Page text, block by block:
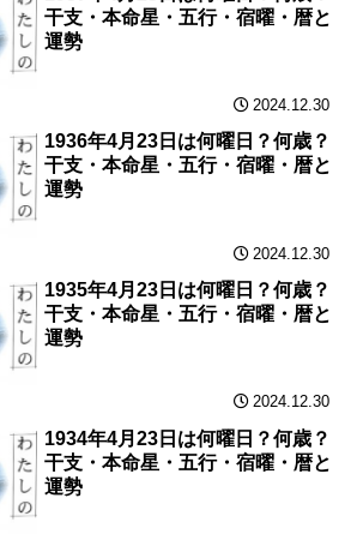
干支・本命星・五行・宿曜・暦と
運勢
2024.12.30
1936年4月23日は何曜日？何歳？
干支・本命星・五行・宿曜・暦と
運勢
2024.12.30
1935年4月23日は何曜日？何歳？
干支・本命星・五行・宿曜・暦と
運勢
2024.12.30
1934年4月23日は何曜日？何歳？
干支・本命星・五行・宿曜・暦と
運勢